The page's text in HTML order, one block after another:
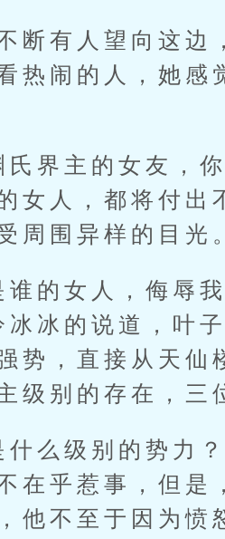
有人望向这边
热闹的人，她感
主的女友，你
女人，都将付出
周围异样的目光
女人，侮辱我
冰冰的说道，叶
势，直接从天仙
级别的存在，三
级别的势力？
在乎惹事，但是
他不至于因为愤